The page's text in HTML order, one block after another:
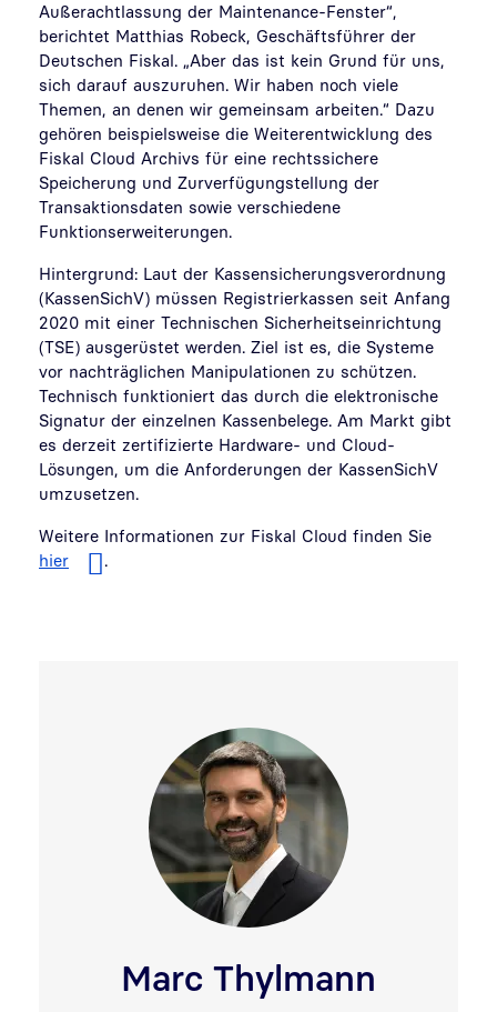
Außerachtlassung der Maintenance-Fenster“,
berichtet Matthias Robeck, Geschäftsführer der
Deutschen Fiskal. „Aber das ist kein Grund für uns,
sich darauf auszuruhen. Wir haben noch viele
Themen, an denen wir gemeinsam arbeiten.“ Dazu
gehören beispielsweise die Weiterentwicklung des
Fiskal Cloud Archivs für eine rechtssichere
Speicherung und Zurverfügungstellung der
Transaktionsdaten sowie verschiedene
Funktionserweiterungen.
Hintergrund: Laut der Kassensicherungsverordnung
(KassenSichV) müssen Registrierkassen seit Anfang
2020 mit einer Technischen Sicherheitseinrichtung
(TSE) ausgerüstet werden. Ziel ist es, die Systeme
vor nachträglichen Manipulationen zu schützen.
Technisch funktioniert das durch die elektronische
Signatur der einzelnen Kassenbelege. Am Markt gibt
es derzeit zertifizierte Hardware- und Cloud-
Lösungen, um die Anforderungen der KassenSichV
umzusetzen.
Weitere Informationen zur Fiskal Cloud finden Sie
hier
.
Marc Thylmann